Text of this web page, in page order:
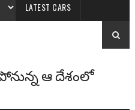
LATEST CARS
ఆ దేశంలో